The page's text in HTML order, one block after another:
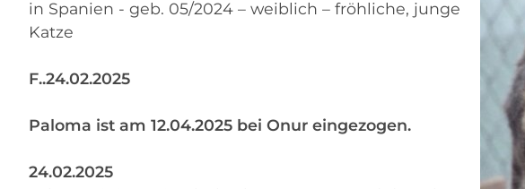
in Spanien - geb. 05/2024 – weiblich – fröhliche, junge
Katze
F..24.02.2025
Paloma ist am 12.04.2025 bei Onur eingezogen.
24.02.2025